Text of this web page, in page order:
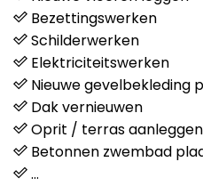
Bezettingswerken
Schilderwerken
Elektriciteitswerken
Nieuwe gevelbekleding
Dak vernieuwen
Oprit / terras aanleggen
Betonnen zwembad
…